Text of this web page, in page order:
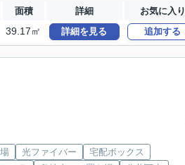
面積 詳細 お気に入り
39.17㎡ 詳細を見る 追加する
光ファイバー
宅配ボックス